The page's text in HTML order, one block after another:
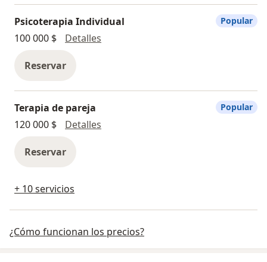
Psicoterapia Individual
100 000 $
Detalles
Reservar
Popular
Terapia de pareja
120 000 $
Detalles
Reservar
Popular
+ 10 servicios
¿Cómo funcionan los precios?